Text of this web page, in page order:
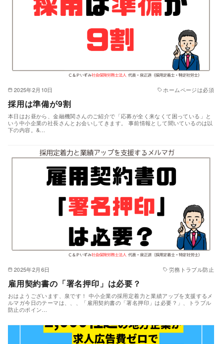
2025年2月10日 ホームページは必須
採用は準備が9割
本日はお昼から、金融機関さんのご紹介で「応募が全く来なくて困っている」と
いう中小企業の社長さんとお会いしてきます。 事前情報として聞いているのは以
下の内容。&…
2025年2月6日 労務トラブル防止
雇用契約書の「署名押印」は必要？
おはようございます、泉です！ 中小企業の採用定着力と業績アップを支援するメ
ルマガ今日のテーマは、、、「雇用契約書の「署名押印」は必要？」、トラブル
防止のポイン…